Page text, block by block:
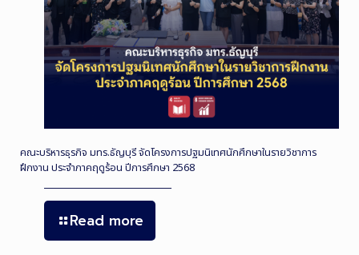
คณะบริหารธุรกิจ มทร.ธัญบุรี จัดโครงการปฐมนิเทศนักศึกษาในรายวิชาการ
ฝึกงาน ประจำภาคฤดูร้อน ปีการศึกษา 2568
Read more